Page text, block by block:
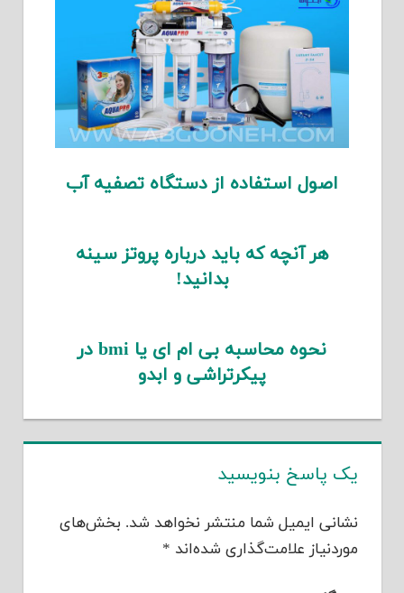
اصول استفاده از دستگاه تصفیه آب
هر آنچه که باید درباره پروتز سینه
بدانید!
نحوه محاسبه بی ام ای یا bmi در
پیکرتراشی و ابدو
یک پاسخ بنویسید
نشانی ایمیل شما منتشر نخواهد شد. بخش‌های
موردنیاز علامت‌گذاری شده‌اند *